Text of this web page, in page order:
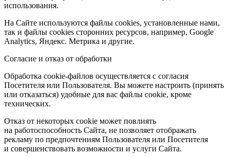
использования.
На Сайте используются файлы cookies, установленные нами,
так и файлы cookies сторонних ресурсов, например, Google
Analytics, Яндекс. Метрика и другие.
Согласие и отказ от обработки
Обработка cookie-файлов осуществляется с согласия
Посетителя или Пользователя. Вы можете настроить (принять
или отказаться) удобные для вас файлы cookie, кроме
технических.
Отказ от некоторых cookie может повлиять
на работоспособность Сайта, не позволяет отображать
рекламу по предпочтениям Пользователя или Посетителя
и совершенствовать возможности и услуги Сайта.